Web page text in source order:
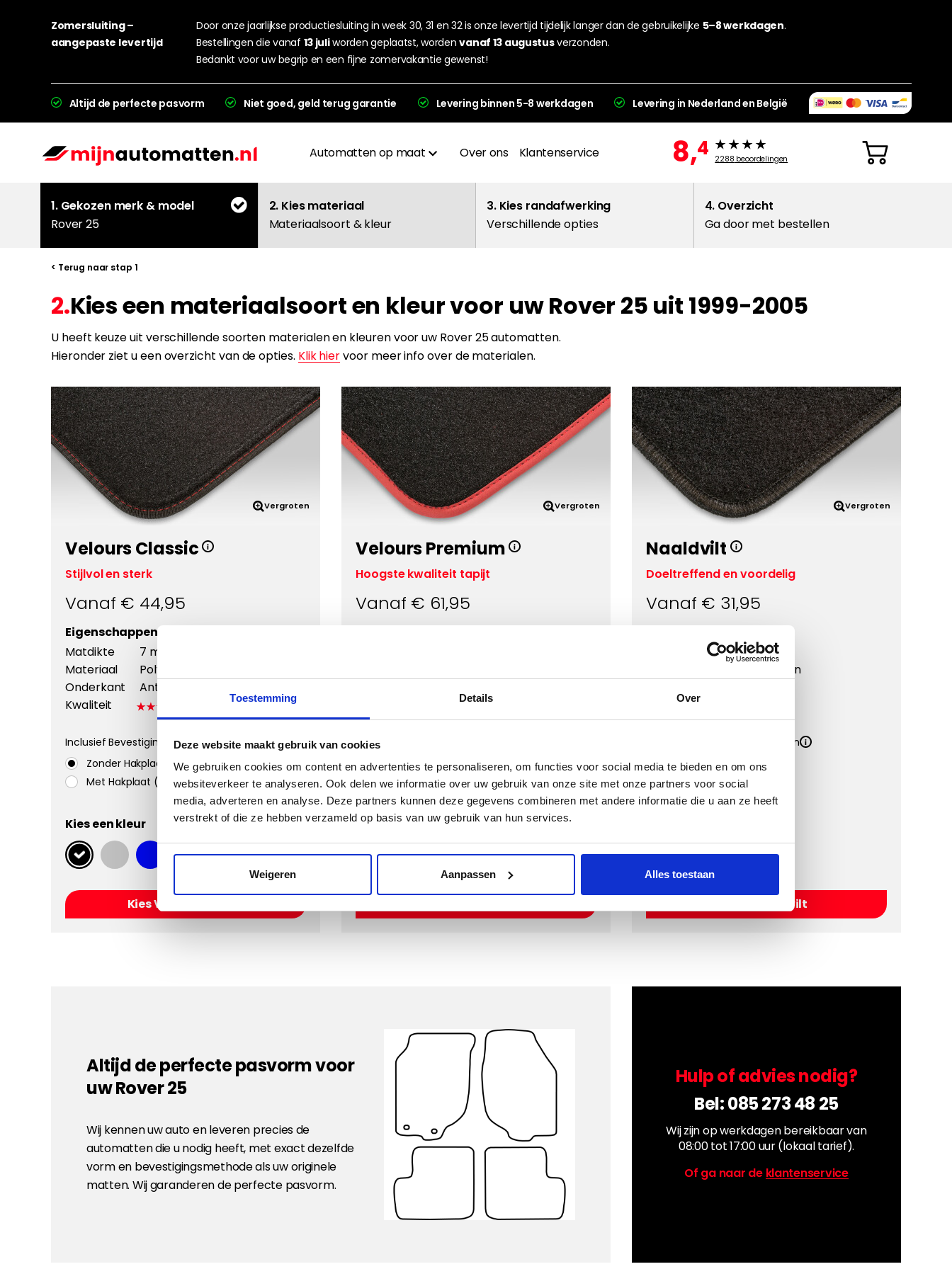
Toestemming Details Over
Deze website maakt gebruik van cookies
We gebruiken cookies om content en advertenties te personaliseren, om functies voor social media te bieden en om ons
websiteverkeer te analyseren. Ook delen we informatie over uw gebruik van onze site met onze partners voor social
media, adverteren en analyse. Deze partners kunnen deze gegevens combineren met andere informatie die u aan ze heeft
verstrekt of die ze hebben verzameld op basis van uw gebruik van hun services.
Weigeren Aanpassen Alles toestaan
Zomersluiting –
aangepaste levertijd
Door onze jaarlijkse productiesluiting in week 30, 31 en 32 is onze levertijd tijdelijk langer dan de gebruikelijke 5–8 werkdagen.
Bestellingen die vanaf 13 juliworden geplaatst, wordenvanaf 13 augustusverzonden.
Bedankt voor uw begrip en een fijne zomervakantie gewenst!
Altijd de perfecte pasvorm Niet goed, geld terug garantie Levering binnen 5-8 werkdagen Levering in Nederland en België
Automatten op maat
Afwerkingen
Levering en garantie
Over ons Klantenservice 8,4 2288 beoordelingen
1. Gekozen merk & model
Rover 25
2. Kies materiaal
Materiaalsoort & kleur
3. Kies randafwerking
Verschillende opties
4. Overzicht
Ga door met bestellen
< Terug naar stap 1
2.Kies een materiaalsoort en kleur voor uw Rover 25 uit 1999-2005
U heeft keuze uit verschillende soorten materialen en kleuren voor uw Rover 25 automatten.
Hieronder ziet u een overzicht van de opties. Klik hiervoor meer info over de materialen.
Vergroten
Velours Classic
Stijlvol en sterk
Vanaf € 44,95
Eigenschappen:
Matdikte
7 mm
Materiaal
Polyamide
Onderkant
Antislip +
Kwaliteit
Inclusief Bevestigingssystemen
Zonder Hakplaat
Met Hakplaat (aanbevolen)
Kies een kleur
Kies Velours Classic
Vergroten
Velours Premium
Hoogste kwaliteit tapijt
Vanaf € 61,95
Inclusief Bevestigingssystemen
Kies een kleur
Vergroten
Naaldvilt
Doeltreffend en voordelig
Vanaf € 31,95
4 mm
Polypropyleen
Kwaliteit
Inclusief Bevestigingssystemen
Inclusief Hakplaat
Kies een kleur
Kies Naaldvilt
Altijd de perfecte pasvorm voor
uw Rover 25
Wij kennen uw auto en leveren precies de
automatten die u nodig heeft, met exact dezelfde
vorm en bevestigingsmethode als uw originele
matten. Wij garanderen de perfecte pasvorm.
Hulp of advies nodig?
Bel:085 273 48 25
Wij zijn op werkdagen bereikbaar van
08:00 tot 17:00 uur (lokaal tarief).
Of ga naar de klantenservice